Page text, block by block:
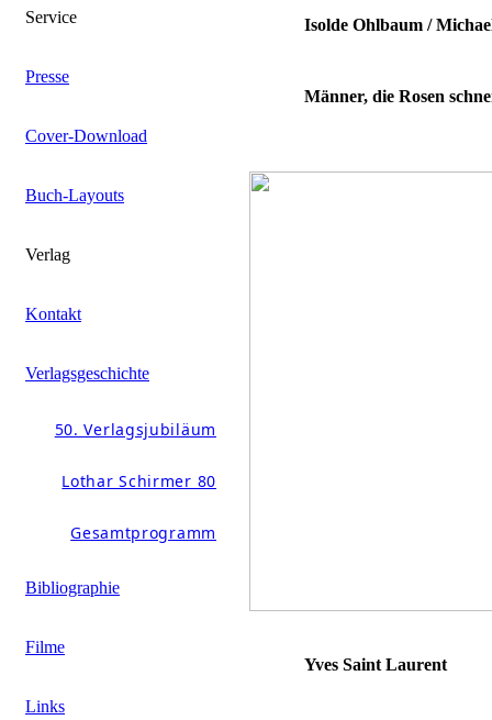
Service
Presse
Cover-Download
Buch-Layouts
Verlag
Kontakt
Verlagsgeschichte
50. Verlagsjubiläum
Lothar Schirmer 80
Gesamtprogramm
Bibliographie
Filme
Links
Isolde Ohlbaum /
Männer, die Rosen
Yves Saint Laurent